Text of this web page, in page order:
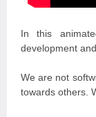
In this
development
We are not
towards others.